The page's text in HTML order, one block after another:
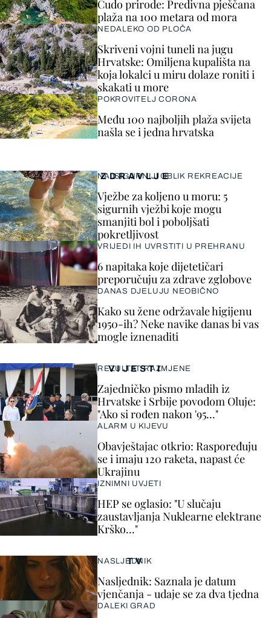
VIJESTI
REZULTAT RAZMJENE
Zajedničko pismo mladih iz
Hrvatske i Srbije povodom Oluje:
"Ako si rođen nakon '95..."
ALARM U KIJEVU
Obavještajac otkrio: Raspoređuju
se i imaju 120 raketa, napast će
Ukrajinu
IZNIMNI UVJETI
HEP se oglasio: "U slučaju
zaustavljanja Nuklearne elektrane
Krško..."
ZDRAVLJE
NAJSIGURNIJI OBLIK REKREACIJE
Vježbe za koljeno u moru: 5
sigurnih vježbi koje mogu
smanjiti bol i poboljšati
pokretljivost
VRIJEDI IH UVRSTITI U PREHRANU
6 napitaka koje dijetetičari
preporučuju za zdrave zglobove
DANAS DJELUJU NEOBIČNO
Kako su žene održavale higijenu
1950-ih? Neke navike danas bi vas
mogle iznenaditi
TV
NASLJEDNIK
Nasljednik: Saznala je datum
vjenčanja - udaje se za dva tjedna
DALEKI GRAD
Čudo prirode: Predivna pješčana
plaža na 100 metara od mora
NEDALEKO OD PLOČA
Skriveni vojni tuneli na jugu
Hrvatske: Omiljena kupališta na
koja lokalci u miru dolaze roniti i
skakati u more
POKROVITELJ CORONA
Među 100 najboljih plaža svijeta
našla se i jedna hrvatska